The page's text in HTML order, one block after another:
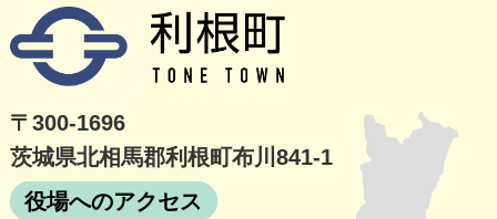
〒300-1696
茨城県北相馬郡利根町布川841-1
役場へのアクセス